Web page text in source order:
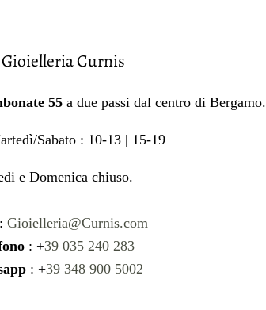
Gioielleria Curnis
55 a due passi dal centro di Bergamo.
Sabato : 10-13 | 15-19
e Domenica chiuso.
: Gioielleria@Curnis.com
: +39 035 240 283
: +39 348 900 5002